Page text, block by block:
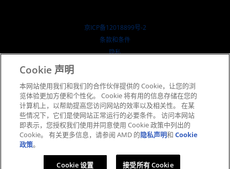
京ICP备12018899号-2
​条款和条件
隐私
公开公平竞争
英国税收策略
Cookie 政策
Cookie 设置
Cookie 声明
本网站使用我们和我们的合作伙伴提供的 Cookie，让您的浏
览体验更加方便和个性化。 Cookie 将有用的信息存储在您的
计算机上，以帮助提高您访问网站的效率以及相关性。 在某
些情况下，它们是使网站正常运行的必要条件。 访问本网站
即表示，您授权我们使用并同意使用 Cookie 政策中列出的
Cookie。 有关更多信息，请参阅 AMD 的隐私声明和Cookie
政策。
Cookie 设置 接受所有 Cookie